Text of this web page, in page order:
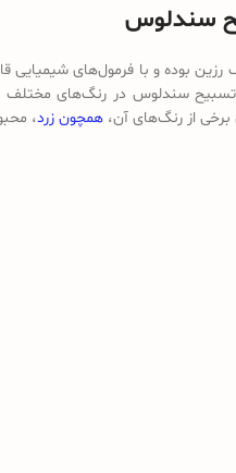
سندلوس
بوده و با فرمول‌های شیمیایی
سندلوس در رنگ‌های مختلف
از رنگ‌های آن، همچون زرد،